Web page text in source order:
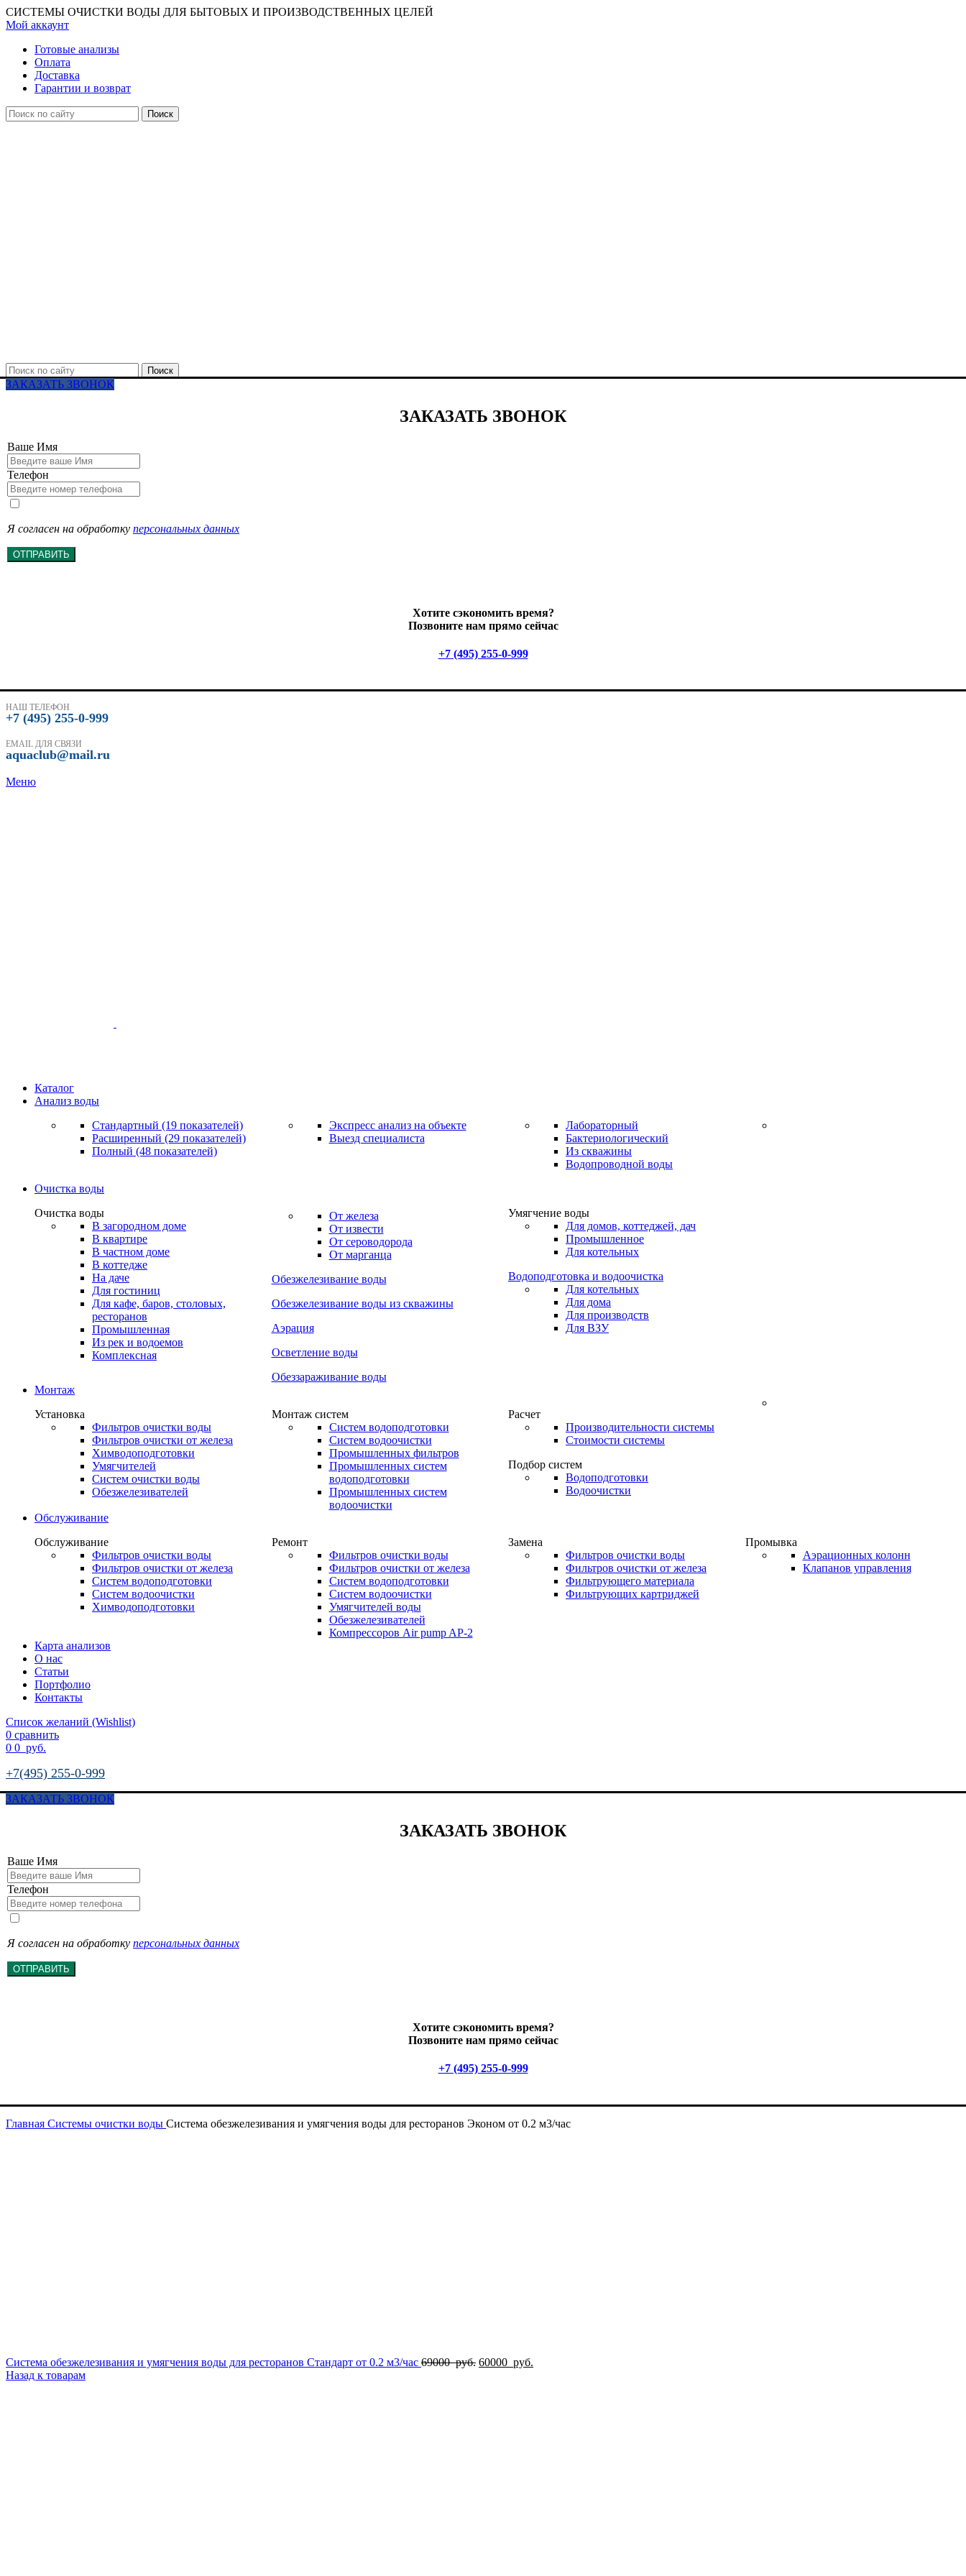
СИСТЕМЫ ОЧИСТКИ ВОДЫ ДЛЯ БЫТОВЫХ И ПРОИЗВОДСТВЕННЫХ ЦЕЛЕЙ
Мой аккаунт
Готовые анализы
Оплата
Доставка
Гарантии и возврат
Поиск
Поиск
ЗАКАЗАТЬ ЗВОНОК
ЗАКАЗАТЬ ЗВОНОК
Ваше Имя
Телефон
Я согласен на обработку персональных данных
ОТПРАВИТЬ
Хотите сэкономить время?
Позвоните нам прямо сейчас
+7 (495) 255-0-999
НАШ ТЕЛЕФОН
+7 (495) 255-0-999
EMAIL ДЛЯ СВЯЗИ
aquaclub@mail.ru
Меню
Каталог
Анализ воды
Стандартный (19 показателей)
Расширенный (29 показателей)
Полный (48 показателей)
Экспресс анализ на объекте
Выезд специалиста
Лабораторный
Бактериологический
Из скважины
Водопроводной воды
Очистка воды
Очистка воды
В загородном доме
В квартире
В частном доме
В коттедже
На даче
Для гостиниц
Для кафе, баров, столовых,
ресторанов
Промышленная
Из рек и водоемов
Комплексная
От железа
От извести
От сероводорода
От марганца
Обезжелезивание воды
Обезжелезивание воды из скважины
Аэрация
Осветление воды
Обеззараживание воды
Умягчение воды
Для домов, коттеджей, дач
Промышленное
Для котельных
Водоподготовка и водоочистка
Для котельных
Для дома
Для производств
Для ВЗУ
Монтаж
Установка
Фильтров очистки воды
Фильтров очистки от железа
Химводоподготовки
Умягчителей
Систем очистки воды
Обезжелезивателей
Монтаж систем
Систем водоподготовки
Систем водоочистки
Промышленных фильтров
Промышленных систем
водоподготовки
Промышленных систем
водоочистки
Расчет
Производительности системы
Стоимости системы
Подбор систем
Водоподготовки
Водоочистки
Обслуживание
Обслуживание
Фильтров очистки воды
Фильтров очистки от железа
Систем водоподготовки
Систем водоочистки
Химводоподготовки
Ремонт
Фильтров очистки воды
Фильтров очистки от железа
Систем водоподготовки
Систем водоочистки
Умягчителей воды
Обезжелезивателей
Компрессоров Air pump AP-2
Замена
Фильтров очистки воды
Фильтров очистки от железа
Фильтрующего материала
Фильтрующих картриджей
Промывка
Аэрационных колонн
Клапанов управления
Карта анализов
О нас
Статьи
Портфолио
Контакты
Список желаний (Wishlist)
0 сравнить
0 0 руб.
+7(495) 255-0-999
ЗАКАЗАТЬ ЗВОНОК
ЗАКАЗАТЬ ЗВОНОК
Ваше Имя
Телефон
Я согласен на обработку персональных данных
ОТПРАВИТЬ
Хотите сэкономить время?
Позвоните нам прямо сейчас
+7 (495) 255-0-999
Главная Системы очистки воды Система обезжелезивания и умягчения воды для ресторанов Эконом от 0.2 м3/час
Система обезжелезивания и умягчения воды для ресторанов Стандарт от 0.2 м3/час 69000руб. Первоначальная
60000 руб.
Назад к товарам